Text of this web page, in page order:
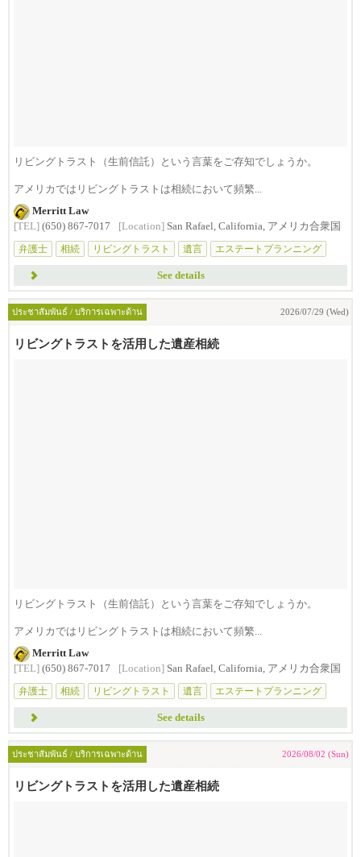
リビングトラスト（生前信託）という言葉をご存知でしょうか。
アメリカではリビングトラストは相続において頻繁...
Merritt Law
[TEL] (650) 867-7017 [Location] San Rafael, California, アメリカ合衆国
弁護士
相続 リビングトラスト 遺言 エステートプランニング
See details
ประชาสัมพันธ์ / บริการเฉพาะด้าน 2026/07/29 (Wed)
リビングトラストを活用した遺産相続
リビングトラスト（生前信託）という言葉をご存知でしょうか。
アメリカではリビングトラストは相続において頻繁...
Merritt Law
[TEL] (650) 867-7017 [Location] San Rafael, California, アメリカ合衆国
弁護士
相続 リビングトラスト 遺言 エステートプランニング
See details
ประชาสัมพันธ์ / บริการเฉพาะด้าน 2026/08/02 (Sun)
リビングトラストを活用した遺産相続